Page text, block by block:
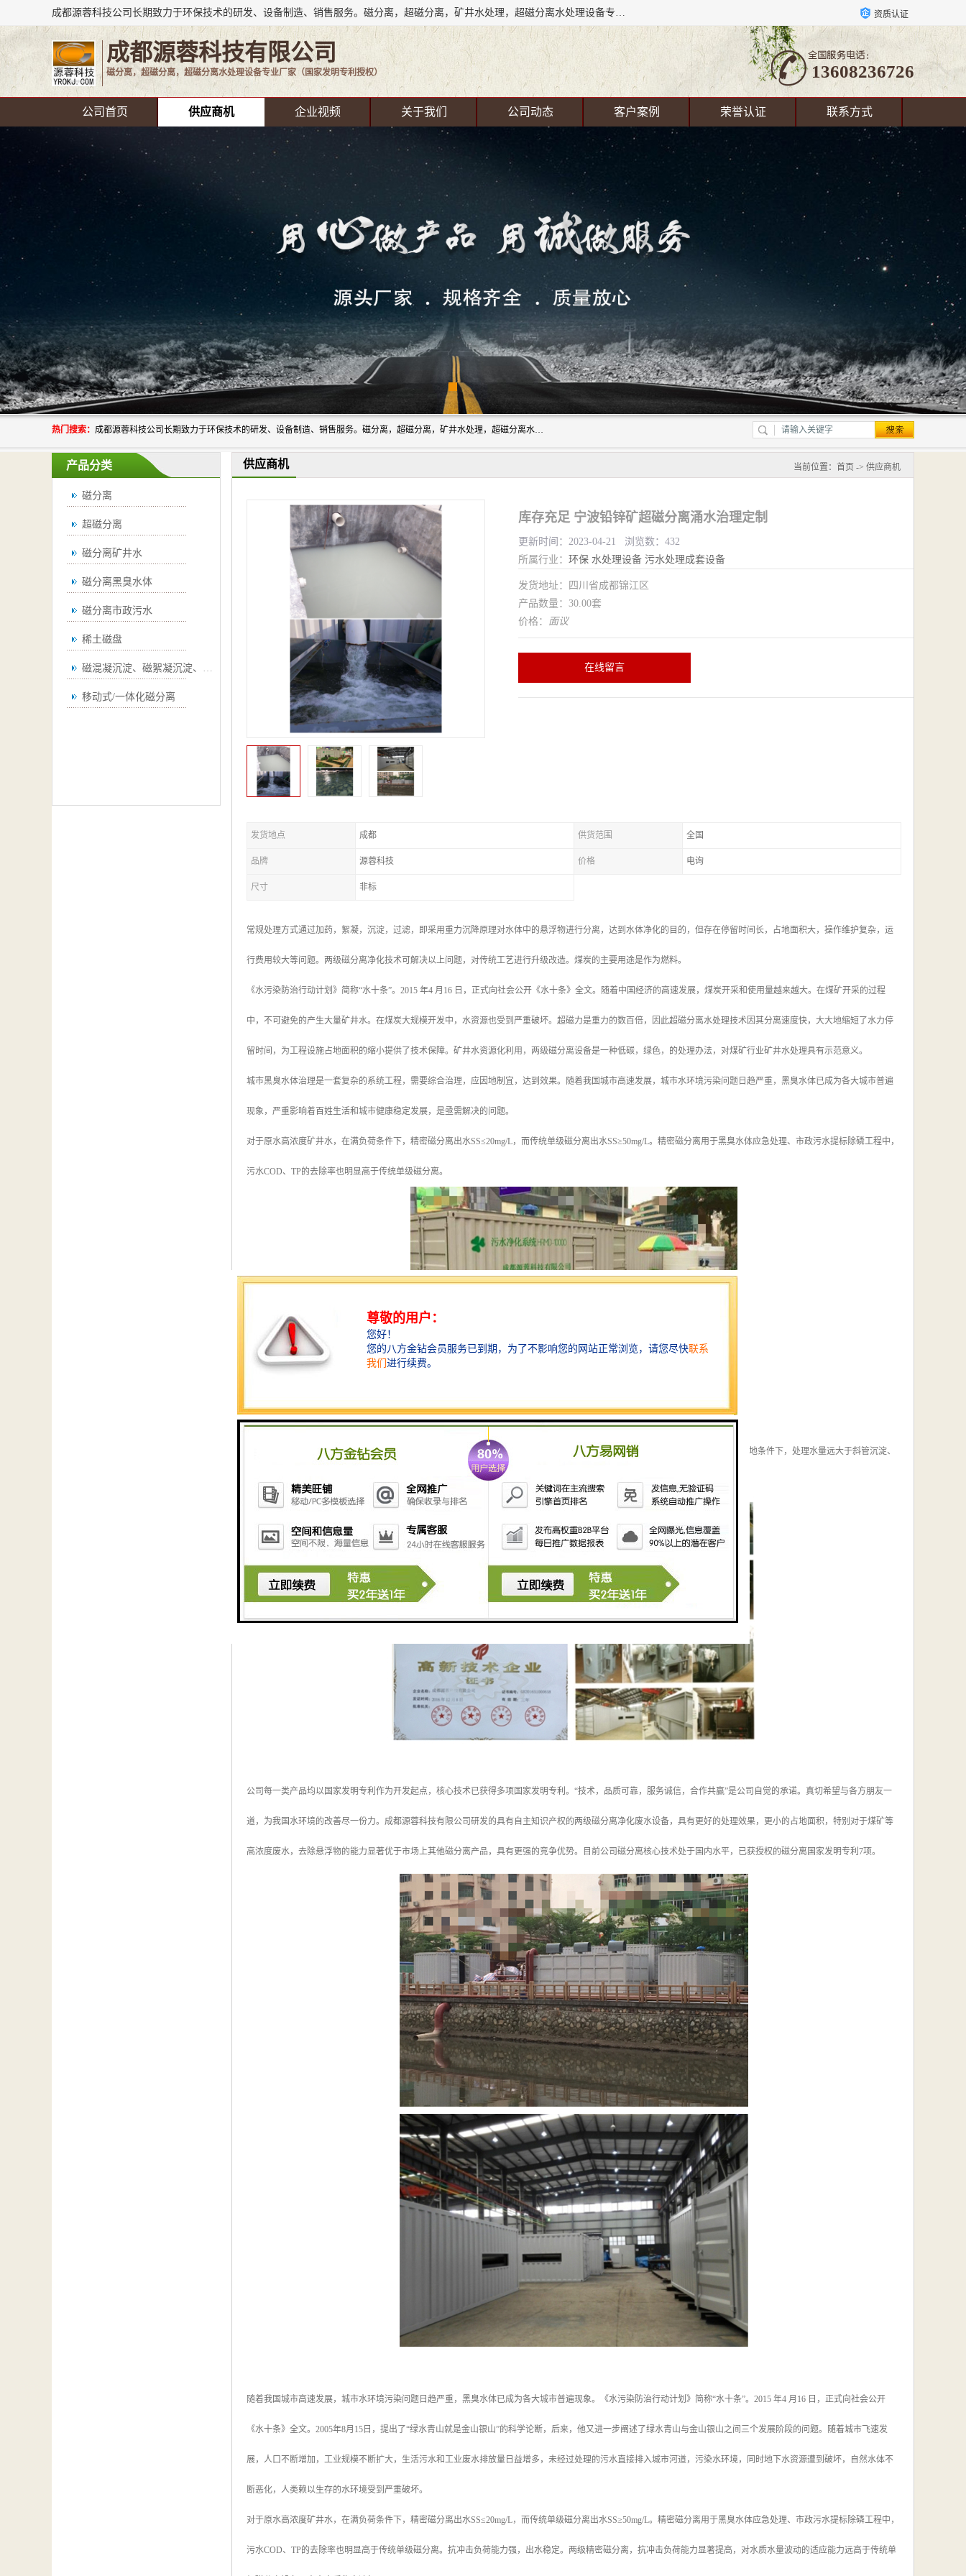
成都源蓉科技公司长期致力于环保技术的研发、设备制造、销售服务。磁分离，超磁分离，矿井水处理，超磁分离水处理设备专业厂家（国家发明专利授权）在水处理领域，公司拥有自己的技术，包括磁分离净化、磁力脱水、精密过滤等，且已获得多项国家发明专利磁分离设备，一级强化设备，磁分离机，磁分离水处理技术服务，超磁分离水处理技术服务。 资质认证
成都源蓉科技有限公司
磁分离，超磁分离，超磁分离水处理设备专业厂家（国家发明专利授权） 13608236726
公司首页 供应商机 企业视频 关于我们 公司动态 客户案例 荣誉认证 联系方式
热门搜索： 成都源蓉科技公司长期致力于环保技术的研发、设备制造、销售服务。磁分离，超磁分离，矿井水处理，超磁分离水处理设备专业厂家（国家发明专利授权）在水处理领域，公司拥有自己的技术，包括磁分离净化、磁力脱水、精密过滤等，且已获得多项国家发明专利磁分离设备，一级强化设备，磁分离机，磁分离水处理技术服务，超磁分离水处理技术服务。
产品分类
磁分离
超磁分离
磁分离矿井水
磁分离黑臭水体
磁分离市政污水
稀土磁盘
磁混凝沉淀、磁絮凝沉淀、磁澄清
移动式/一体化磁分离
供应商机 当前位置： 首页 -> 供应商机
库存充足 宁波铅锌矿超磁分离涌水治理定制
更新时间：2023-04-21 浏览数：432
所属行业： 环保 水处理设备 污水处理成套设备
发货地址：四川省成都锦江区
产品数量：30.00套
价格： 面议
在线留言
发货地点 成都 供货范围 全国
品牌 源蓉科技 价格 电询
尺寸 非标
常规处理方式通过加药，絮凝，沉淀，过滤，即采用重力沉降原理对水体中的悬浮物进行分离，达到水体净化的目的，但存在停留时间长，占地面积大，操作维护复杂，运
行费用较大等问题。两级磁分离净化技术可解决以上问题，对传统工艺进行升级改造。煤炭的主要用途是作为燃料。
《水污染防治行动计划》简称“水十条”。2015 年4 月16 日，正式向社会公开《水十条》全文。随着中国经济的高速发展，煤炭开采和使用量越来越大。在煤矿开采的过程
中，不可避免的产生大量矿井水。在煤炭大规模开发中，水资源也受到严重破坏。超磁力是重力的数百倍，因此超磁分离水处理技术因其分离速度快，大大地缩短了水力停
留时间，为工程设施占地面积的缩小提供了技术保障。矿井水资源化利用，两级磁分离设备是一种低碳，绿色，的处理办法，对煤矿行业矿井水处理具有示范意义。
城市黑臭水体治理是一套复杂的系统工程，需要综合治理，应因地制宜，达到效果。随着我国城市高速发展，城市水环境污染问题日趋严重，黑臭水体已成为各大城市普遍
现象，严重影响着百姓生活和城市健康稳定发展，是亟需解决的问题。
对于原水高浓度矿井水，在满负荷条件下，精密磁分离出水SS≤20mg/L，而传统单级磁分离出水SS≥50mg/L。精密磁分离用于黑臭水体应急处理、市政污水提标除磷工程中，
污水COD、TP的去除率也明显高于传统单级磁分离。
净化速度快，占地面积少、工艺流程短。从进水到出水，整个处理过程用时6min。系统占地比传统沉淀过滤工艺少2/3以上。在同等占地条件下，处理水量远大于斜管沉淀、
高密澄清、滤布滤池等工艺。磁分离系统出泥浓度高，脱水前不需要浓缩处理。
公司每一类产品均以国家发明专利作为开发起点，核心技术已获得多项国家发明专利。“技术，品质可靠，服务诚信，合作共赢”是公司自觉的承诺。真切希望与各方朋友一
道，为我国水环境的改善尽一份力。成都源蓉科技有限公司研发的具有自主知识产权的两级磁分离净化废水设备，具有更好的处理效果，更小的占地面积，特别对于煤矿等
高浓度废水，去除悬浮物的能力显著优于市场上其他磁分离产品，具有更强的竞争优势。目前公司磁分离核心技术处于国内水平，已获授权的磁分离国家发明专利7项。
随着我国城市高速发展，城市水环境污染问题日趋严重，黑臭水体已成为各大城市普遍现象。《水污染防治行动计划》简称“水十条”。2015 年4 月16 日，正式向社会公开
《水十条》全文。2005年8月15日，提出了“绿水青山就是金山银山”的科学论断，后来，他又进一步阐述了绿水青山与金山银山之间三个发展阶段的问题。随着城市飞速发
展，人口不断增加，工业规模不断扩大，生活污水和工业废水排放量日益增多，未经过处理的污水直接排入城市河道，污染水环境，同时地下水资源遭到破坏，自然水体不
断恶化，人类赖以生存的水环境受到严重破坏。
对于原水高浓度矿井水，在满负荷条件下，精密磁分离出水SS≤20mg/L，而传统单级磁分离出水SS≥50mg/L。精密磁分离用于黑臭水体应急处理、市政污水提标除磷工程中，
污水COD、TP的去除率也明显高于传统单级磁分离。抗冲击负荷能力强，出水稳定。两级精密磁分离，抗冲击负荷能力显著提高，对水质水量波动的适应能力远高于传统单